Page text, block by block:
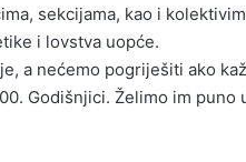
sekcijama, kao i
i lovstva uopće.
a nećemo pogriješiti ako
Godišnjici. Želimo im puno